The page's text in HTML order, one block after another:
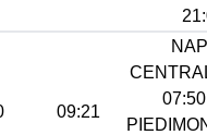
09:21